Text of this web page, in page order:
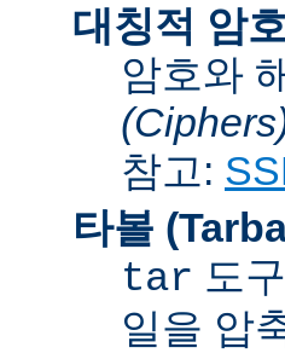
대칭적 암
암호와
참고:
타볼
tar 도
일을 압